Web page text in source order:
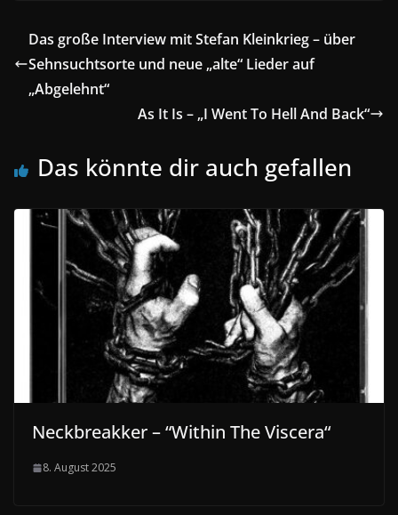
Das große Interview mit Stefan Kleinkrieg – über
Sehnsuchtsorte und neue „alte“ Lieder auf
„Abgelehnt“
As It Is – „I Went To Hell And Back“
Das könnte dir auch gefallen
Neckbreakker – “Within The Viscera“
8. August 2025